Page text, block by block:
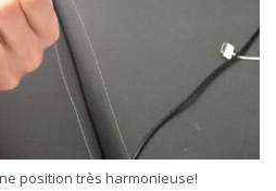
position très harmonieuse!